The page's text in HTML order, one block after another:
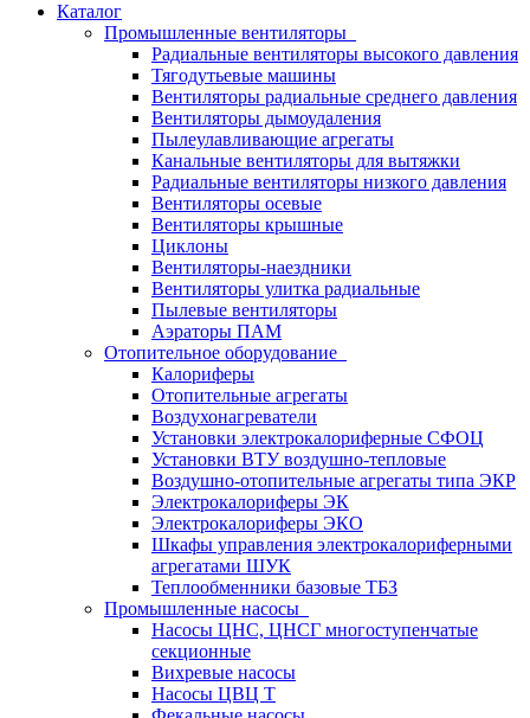
Каталог
Промышленные вентиляторы
Радиальные вентиляторы высокого давления
Тягодутьевые машины
Вентиляторы радиальные среднего давления
Вентиляторы дымоудаления
Пылеулавливающие агрегаты
Канальные вентиляторы для вытяжки
Радиальные вентиляторы низкого давления
Вентиляторы осевые
Вентиляторы крышные
Циклоны
Вентиляторы-наездники
Вентиляторы улитка радиальные
Пылевые вентиляторы
Аэраторы ПАМ
Отопительное оборудование
Калориферы
Отопительные агрегаты
Воздухонагреватели
Установки электрокалориферные СФОЦ
Установки ВТУ воздушно-тепловые
Воздушно-отопительные агрегаты типа ЭКР
Электрокалориферы ЭК
Электрокалориферы ЭКО
Шкафы управления электрокалориферными
агрегатами ШУК
Теплообменники базовые ТБЗ
Промышленные насосы
Насосы ЦНС, ЦНСГ многоступенчатые
секционные
Вихревые насосы
Насосы ЦВЦ Т